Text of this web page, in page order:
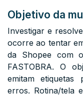
Objetivo da
Investigar e
ocorre ao tentar
da Shopee com
FASTOBRA. O
emitam etiquetas
erros. Rotina/tela